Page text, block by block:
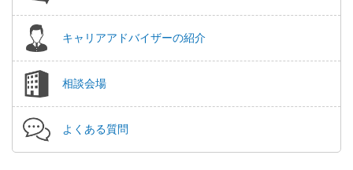
キャリアアドバイザーの紹介
相談会場
よくある質問